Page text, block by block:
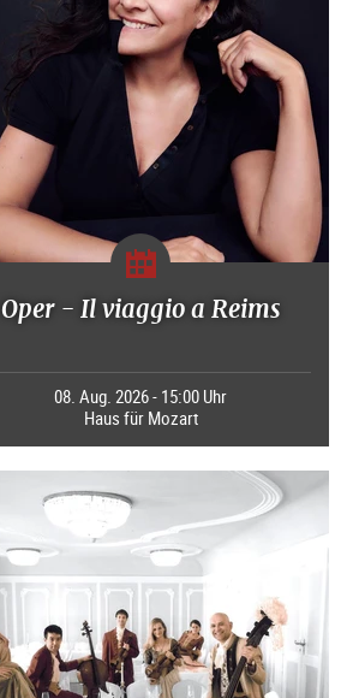
Oper - Il viaggio a Reims
08. Aug. 2026 - 15:00 Uhr
Haus für Mozart